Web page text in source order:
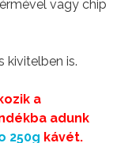
vagy chip
kivitelben is.
a
adunk
250g kávét.